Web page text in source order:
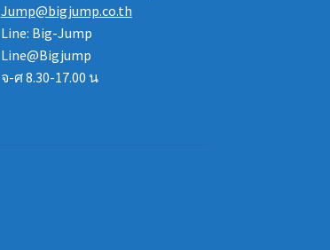
Jump@bigjump.co.th
Line: Big-Jump
Line@Bigjump
จ-ศ 8.30-17.00 น